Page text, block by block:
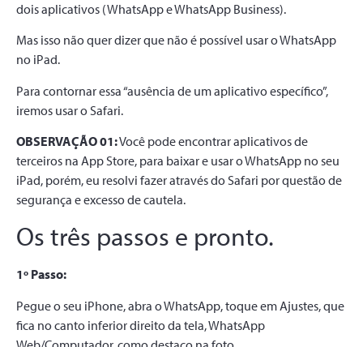
dois aplicativos (WhatsApp e WhatsApp Business).
Mas isso não quer dizer que não é possível usar o WhatsApp
no iPad.
Para contornar essa “ausência de um aplicativo específico”,
iremos usar o Safari.
OBSERVAÇÃO 01:Você pode encontrar aplicativos de
terceiros na App Store, para baixar e usar o WhatsApp no seu
iPad, porém, eu resolvi fazer através do Safari por questão de
segurança e excesso de cautela.
Os três passos e pronto.
1º Passo:
Pegue o seu iPhone, abra o WhatsApp, toque em Ajustes, que
fica no canto inferior direito da tela, WhatsApp